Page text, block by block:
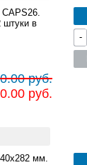
штуки в
руб.
руб.
-
мм.